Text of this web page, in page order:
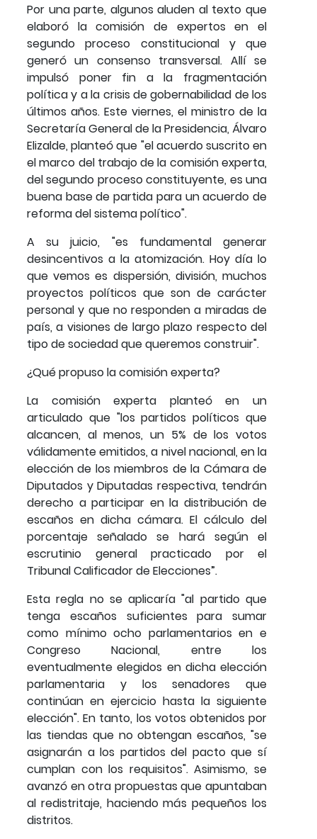
Por una parte, algunos aluden al texto que
elaboró la comisión de expertos en el
segundo proceso constitucional y que
generó un consenso transversal. Allí se
impulsó poner fin a la fragmentación
política y a la crisis de gobernabilidad de los
últimos años. Este viernes, el ministro de la
Secretaría General de la Presidencia, Álvaro
Elizalde, planteó que "el acuerdo suscrito en
el marco del trabajo de la comisión experta,
del segundo proceso constituyente, es una
buena base de partida para un acuerdo de
reforma del sistema político".
A su juicio, "es fundamental generar
desincentivos a la atomización. Hoy día lo
que vemos es dispersión, división, muchos
proyectos políticos que son de carácter
personal y que no responden a miradas de
país, a visiones de largo plazo respecto del
tipo de sociedad que queremos construir".
¿Qué propuso la comisión experta?
La comisión experta planteó en un
articulado que "los partidos políticos que
alcancen, al menos, un 5% de los votos
válidamente emitidos, a nivel nacional, en la
elección de los miembros de la Cámara de
Diputados y Diputadas respectiva, tendrán
derecho a participar en la distribución de
escaños en dicha cámara. El cálculo del
porcentaje señalado se hará según el
escrutinio general practicado por el
Tribunal Calificador de Elecciones”.
Esta regla no se aplicaría "al partido que
tenga escaños suficientes para sumar
como mínimo ocho parlamentarios en e
Congreso Nacional, entre los
eventualmente elegidos en dicha elección
parlamentaria y los senadores que
continúan en ejercicio hasta la siguiente
elección". En tanto, los votos obtenidos por
las tiendas que no obtengan escaños, "se
asignarán a los partidos del pacto que sí
cumplan con los requisitos". Asimismo, se
avanzó en otra propuestas que apuntaban
al redistritaje, haciendo más pequeños los
distritos.